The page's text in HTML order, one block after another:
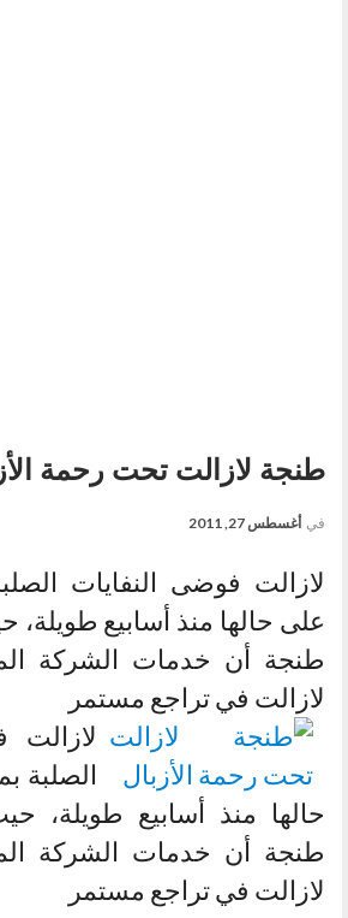
طنجة لازالت تحت رحمة
في أغسطس 27, 2011
لازالت فوضى النفايات
على حالها منذ أسابيع
طنجة أن خدمات الشركة
لازالت في تراجع مستمر
لازالت
الصلبة
حالها منذ أسابيع طويلة،
طنجة أن خدمات الشركة
لازالت في تراجع مستمر